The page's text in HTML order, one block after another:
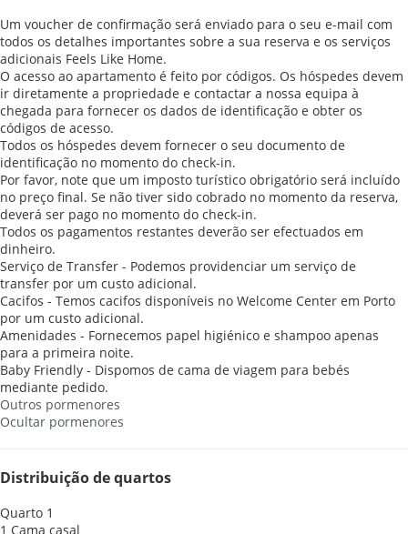
Um voucher de confirmação será enviado para o seu e-mail com
todos os detalhes importantes sobre a sua reserva e os serviços
adicionais Feels Like Home.
O acesso ao apartamento é feito por códigos. Os hóspedes devem
ir diretamente a propriedade e contactar a nossa equipa à
chegada para fornecer os dados de identificação e obter os
códigos de acesso.
Todos os hóspedes devem fornecer o seu documento de
identificação no momento do check-in.
Por favor, note que um imposto turístico obrigatório será incluído
no preço final. Se não tiver sido cobrado no momento da reserva,
deverá ser pago no momento do check-in.
Todos os pagamentos restantes deverão ser efectuados em
dinheiro.
Serviço de Transfer - Podemos providenciar um serviço de
transfer por um custo adicional.
Cacifos - Temos cacifos disponíveis no Welcome Center em Porto
por um custo adicional.
Amenidades - Fornecemos papel higiénico e shampoo apenas
para a primeira noite.
Baby Friendly - Dispomos de cama de viagem para bebés
mediante pedido.
Outros pormenores
Ocultar pormenores
Distribuição de quartos
Quarto 1
1 Cama casal